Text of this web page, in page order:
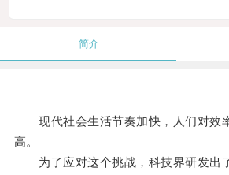
简介
现代社会生活节奏加快，人们对效
高。
为了应对这个挑战，科技界研发出